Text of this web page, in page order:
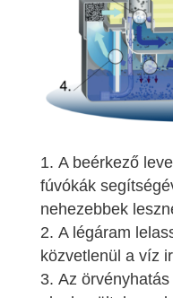
A beérkező
fúvókák
nehezebbek
A légáram
közvetlenül a víz
Az